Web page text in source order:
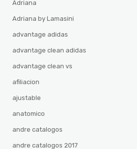
Adriana
Adriana by Lamasini
advantage adidas
advantage clean adidas
advantage clean vs
afiliacion
ajustable
anatomico
andre catalogos
andre catalogos 2017